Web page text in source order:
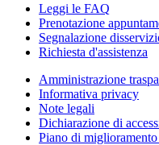
Leggi le FAQ
Prenotazione
Segnalazione
Richiesta d'assistenza
Amministrazione
Informativa privacy
Note legali
Dichiarazione di
Piano di